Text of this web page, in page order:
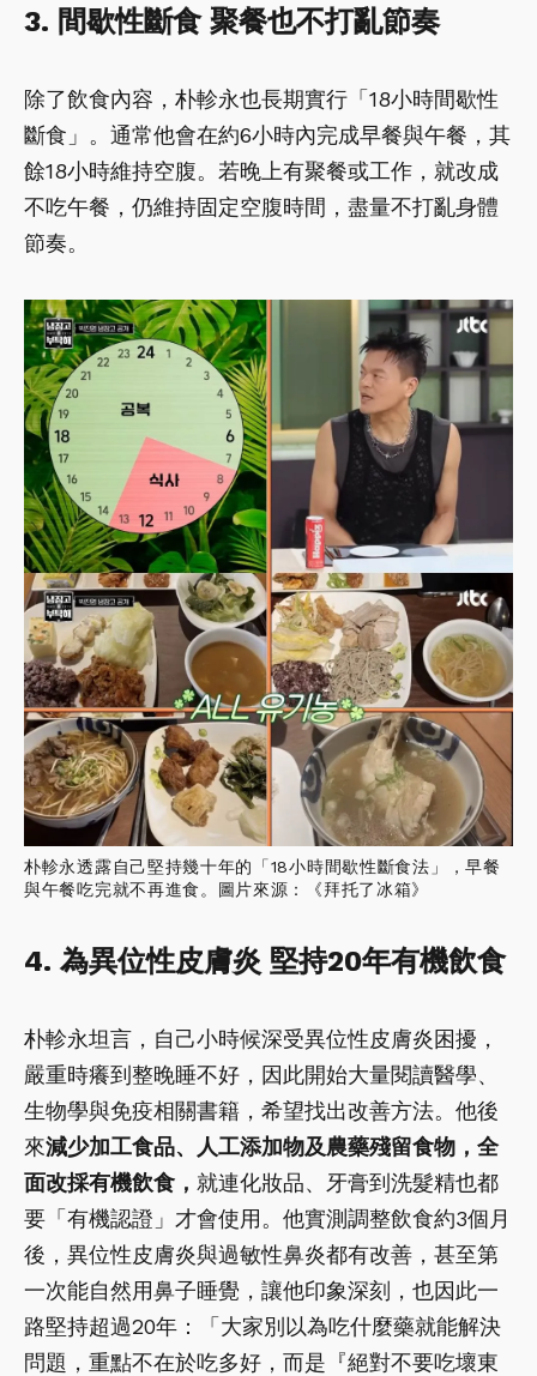
3. 間歇性斷食 聚餐也不打亂節奏
除了飲食內容，朴軫永也長期實行「18小時間歇性
斷食」。通常他會在約6小時內完成早餐與午餐，其
餘18小時維持空腹。若晚上有聚餐或工作，就改成
不吃午餐，仍維持固定空腹時間，盡量不打亂身體
節奏。
朴軫永透露自己堅持幾十年的「18小時間歇性斷食法」，早餐
與午餐吃完就不再進食。圖片來源：《拜托了冰箱》
4. 為異位性皮膚炎 堅持20年有機飲食
朴軫永坦言，自己小時候深受異位性皮膚炎困擾，
嚴重時癢到整晚睡不好，因此開始大量閱讀醫學、
生物學與免疫相關書籍，希望找出改善方法。他後
來減少加工食品、人工添加物及農藥殘留食物，全
面改採有機飲食， 就連化妝品、牙膏到洗髮精也都
要「有機認證」才會使用。他實測調整飲食約3個月
後，異位性皮膚炎與過敏性鼻炎都有改善，甚至第
一次能自然用鼻子睡覺，讓他印象深刻，也因此一
路堅持超過20年：「大家別以為吃什麼藥就能解決
問題，重點不在於吃多好，而是『絕對不要吃壞東